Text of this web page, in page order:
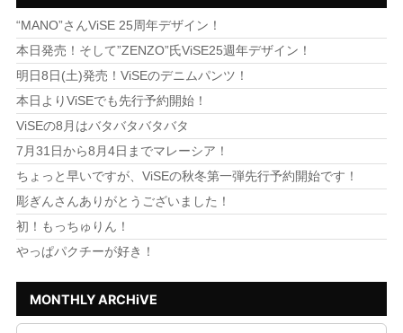
“MANO”さんViSE 25周年デザイン！
本日発売！そして”ZENZO”氏ViSE25週年デザイン！
明日8日(土)発売！ViSEのデニムパンツ！
本日よりViSEでも先行予約開始！
ViSEの8月はバタバタバタバタ
7月31日から8月4日までマレーシア！
ちょっと早いですが、ViSEの秋冬第一弾先行予約開始です！
彫ぎんさんありがとうございました！
初！もっちゅりん！
やっぱパクチーが好き！
MONTHLY ARCHiVE